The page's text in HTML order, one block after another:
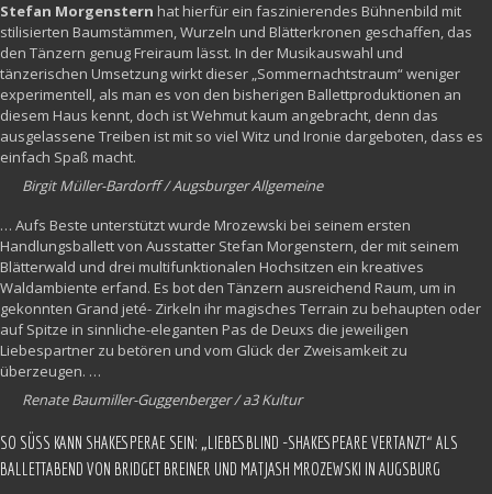
Stefan Morgenstern hat hierfür ein faszinierendes Bühnenbild mit
stilisierten Baumstämmen, Wurzeln und Blätterkronen geschaffen, das
den Tänzern genug Freiraum lässt. In der Musikauswahl und
tänzerischen Umsetzung wirkt dieser „Sommernachtstraum“ weniger
experimentell, als man es von den bisherigen Ballettproduktionen an
diesem Haus kennt, doch ist Wehmut kaum angebracht, denn das
ausgelassene Treiben ist mit so viel Witz und Ironie dargeboten, dass es
einfach Spaß macht.
Birgit Müller-Bardorff / Augsburger Allgemeine
… Aufs Beste unterstützt wurde Mrozewski bei seinem ersten
Handlungsballett von Ausstatter Stefan Morgenstern, der mit seinem
Blätterwald und drei multifunktionalen Hochsitzen ein kreatives
Waldambiente erfand. Es bot den Tänzern ausreichend Raum, um in
gekonnten Grand jeté- Zirkeln ihr magisches Terrain zu behaupten oder
auf Spitze in sinnliche-eleganten Pas de Deuxs die jeweiligen
Liebespartner zu betören und vom Glück der Zweisamkeit zu
überzeugen. …
Renate Baumiller-Guggenberger / a3 Kultur
SO SÜSS KANN SHAKESPERAE SEIN: „LIEBESBLIND -SHAKESPEARE VERTANZT“ ALS B
ALLETTABEND VON BRIDGET BREINER UND MATJASH MROZEWSKI IN AUGSBURG